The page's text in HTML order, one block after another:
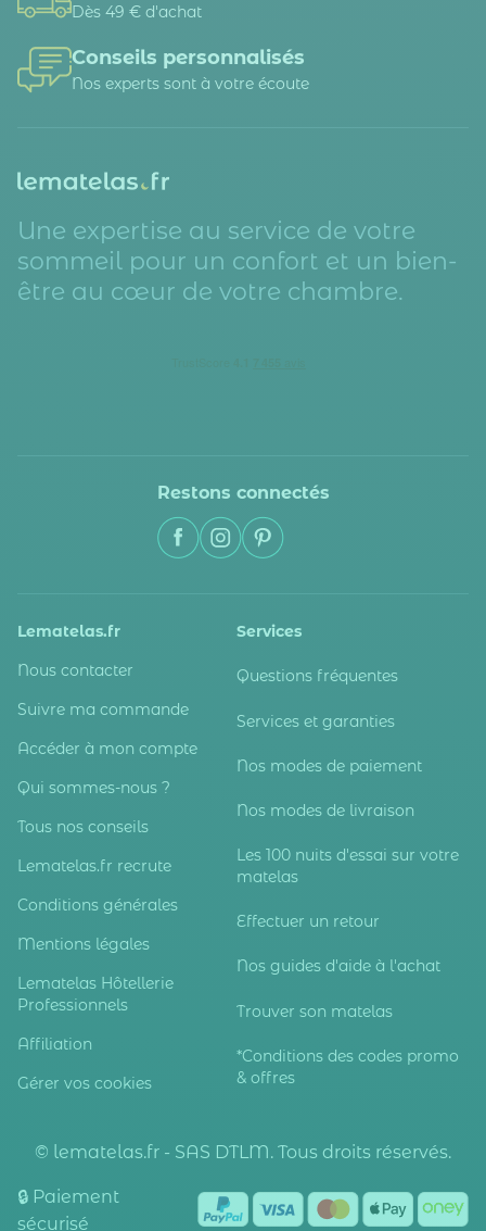
Dès 49 € d'achat
Conseils personnalisés
Nos experts sont à votre écoute
Une expertise au service de votre
sommeil pour un confort et un bien-
être au cœur de votre chambre.
Restons connectés
Lematelas.fr
Nous contacter
Suivre ma commande
Accéder à mon compte
Qui sommes-nous ?
Tous nos conseils
Lematelas.fr recrute
Conditions générales
Mentions légales
Lematelas Hôtellerie
Professionnels
Affiliation
Gérer vos cookies
Services
Questions fréquentes
Services et garanties
Nos modes de paiement
Nos modes de livraison
Les 100 nuits d'essai sur votre
matelas
Effectuer un retour
Nos guides d'aide à l'achat
Trouver son matelas
*Conditions des codes promo
& offres
© lematelas.fr - SAS DTLM. Tous droits réservés.
🔒 Paiement
sécurisé